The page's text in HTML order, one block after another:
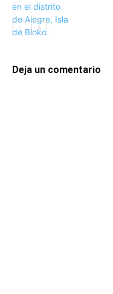
Deja un comentario